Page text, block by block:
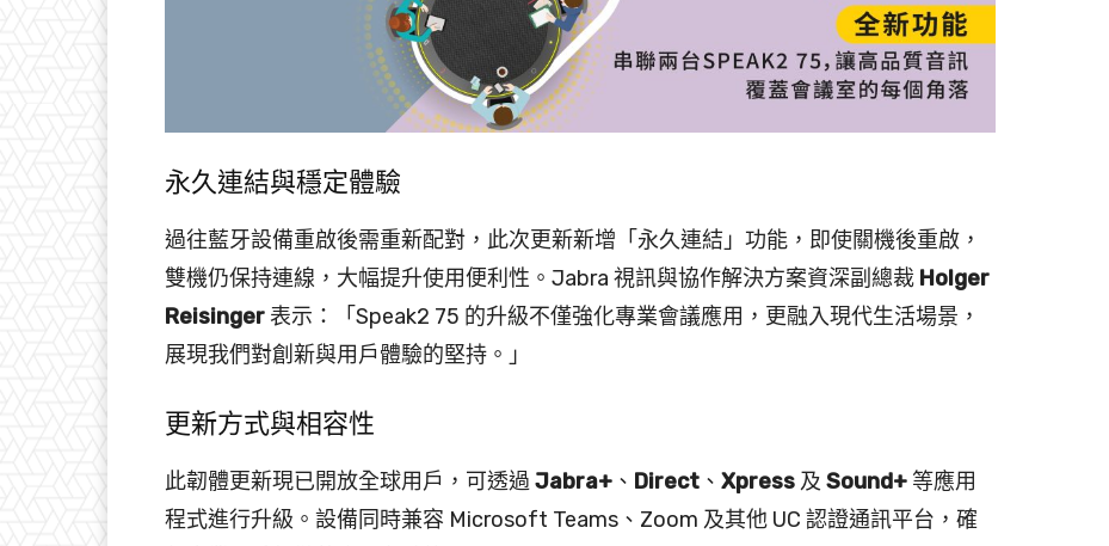
永久連結與穩定體驗
過往藍牙設備重啟後需重新配對，此次更新新增「永久連結」功能，即使關機後重啟，
雙機仍保持連線，大幅提升使用便利性。Jabra 視訊與協作解決方案資深副總裁 Holger
Reisinger 表示：「Speak2 75 的升級不僅強化專業會議應用，更融入現代生活場景，
展現我們對創新與用戶體驗的堅持。」
更新方式與相容性
此韌體更新現已開放全球用戶，可透過Jabra+ 、 Direct 、 Xpress 及 Sound+ 等應用
程式進行升級。設備同時兼容 Microsoft Teams、Zoom 及其他 UC 認證通訊平台，確